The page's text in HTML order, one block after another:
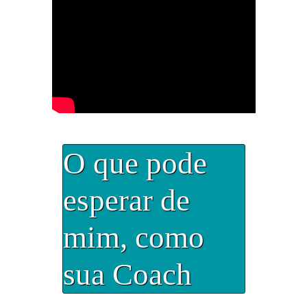
O que pode
esperar de
mim, como
sua Coach